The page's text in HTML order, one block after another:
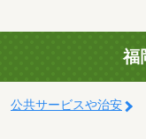
福
公共サービスや治安